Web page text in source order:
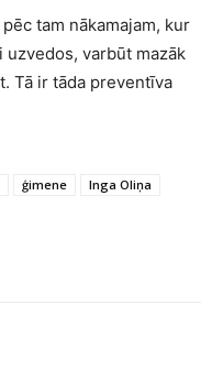
tam nākamajam, kur
uzvedos, varbūt mazāk
Tā ir tāda preventīva
ģimene
Inga Oliņa